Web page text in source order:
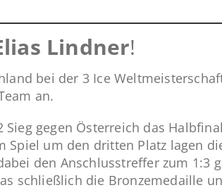
Lindner!
bei der 3 Ice
an.
gegen Österreich das
Spiel um den dritten Platz lagen
den Anschlusstreffer zum 1:3
schließlich die Bronzemedaille